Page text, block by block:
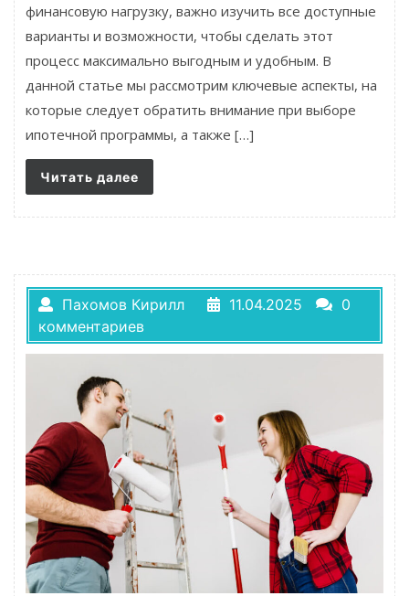
финансовую нагрузку, важно изучить все доступные
варианты и возможности, чтобы сделать этот
процесс максимально выгодным и удобным. В
данной статье мы рассмотрим ключевые аспекты, на
которые следует обратить внимание при выборе
ипотечной программы, а также […]
Читать далее
Пахомов Кирилл 11.04.2025
0
комментариев